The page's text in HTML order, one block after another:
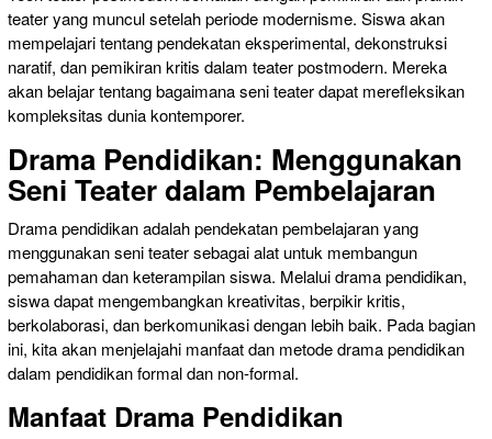
teater yang muncul setelah periode modernisme. Siswa akan
mempelajari tentang pendekatan eksperimental, dekonstruksi
naratif, dan pemikiran kritis dalam teater postmodern. Mereka
akan belajar tentang bagaimana seni teater dapat merefleksikan
kompleksitas dunia kontemporer.
Drama Pendidikan: Menggunakan
Seni Teater dalam Pembelajaran
Drama pendidikan adalah pendekatan pembelajaran yang
menggunakan seni teater sebagai alat untuk membangun
pemahaman dan keterampilan siswa. Melalui drama pendidikan,
siswa dapat mengembangkan kreativitas, berpikir kritis,
berkolaborasi, dan berkomunikasi dengan lebih baik. Pada bagian
ini, kita akan menjelajahi manfaat dan metode drama pendidikan
dalam pendidikan formal dan non-formal.
Manfaat Drama Pendidikan